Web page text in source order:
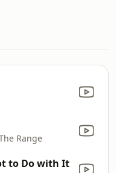
Range
to Do with It